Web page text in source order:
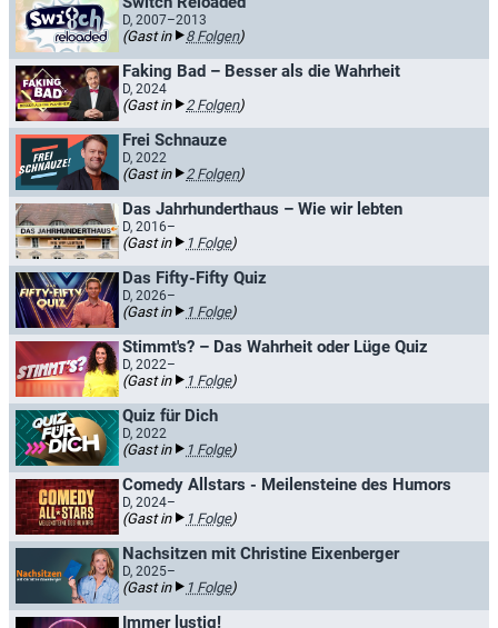
D, 2007–2013
(Gast in 8 Folgen)
Faking Bad – Besser als die Wahrheit
D, 2024
(Gast in 2 Folgen)
Frei Schnauze
D, 2022
(Gast in 2 Folgen)
Das Jahrhunderthaus – Wie wir lebten
D, 2016–
(Gast in 1 Folge)
Das Fifty-Fifty Quiz
D, 2026–
(Gast in 1 Folge)
Stimmt's? – Das Wahrheit oder Lüge Quiz
D, 2022–
(Gast in 1 Folge)
Quiz für Dich
D, 2022
(Gast in 1 Folge)
Comedy Allstars - Meilensteine des Humors
D, 2024–
(Gast in 1 Folge)
Nachsitzen mit Christine Eixenberger
D, 2025–
(Gast in 1 Folge)
Immer lustig!